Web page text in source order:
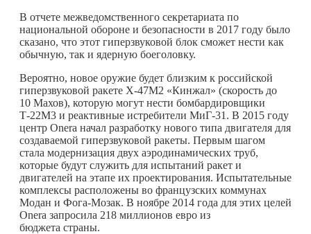
В отчете межведомственного секретариата по
национальной обороне и безопасности в 2017 году было
сказано, что этот гиперзвуковой блок сможет нести как
обычную, так и ядерную боеголовку.
Вероятно, новое оружие будет близким к российской
гиперзвуковой ракете Х-47М2 «Кинжал» (скорость до
10 Махов), которую могут нести бомбардировщики
Т-22М3 и реактивные истребители МиГ-31. В 2015 году
центр Onera начал разработку нового типа двигателя для
создаваемой гиперзвуковой ракеты. Первым шагом
стала модернизация двух аэродинамических труб,
которые будут служить для испытаний ракет и
двигателей на этапе их проектирования. Испытательные
комплексы расположены во французских коммунах
Модан и Фога-Мозак. В ноябре 2014 года для этих целей
Onera запросила 218 миллионов евро из
бюджета страны.